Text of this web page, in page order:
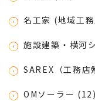
名工家 (地域工
施設建築・横河
SAREX（工務
OMソーラー (12)